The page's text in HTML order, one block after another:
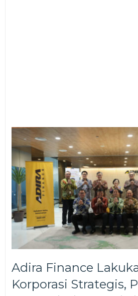
Adira Finance
Korporasi Strategis,